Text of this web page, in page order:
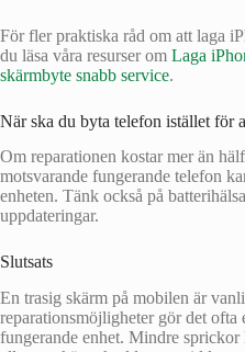
För fler praktiska råd om att laga
du läsa våra resurser om Laga
skärmbyte snabb service.
När ska du byta telefon istället för
Om reparationen kostar mer än
motsvarande fungerande telefon
enheten. Tänk också på
uppdateringar.
Slutsats
En trasig skärm på mobilen är
reparationsmöjligheter gör det
fungerande enhet. Mindre